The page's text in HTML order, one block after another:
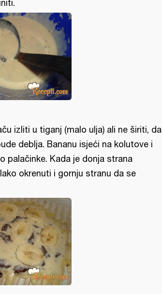
izliti u tiganj (malo ulja) ali ne širiti, da
deblja. Bananu isjeći na kolutove i
palačinke. Kada je donja strana
okrenuti i gornju stranu da se